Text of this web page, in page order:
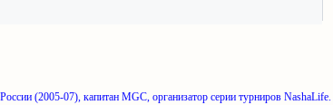
(2005-07), капитан MGC, организатор серии турниров NashaLife.